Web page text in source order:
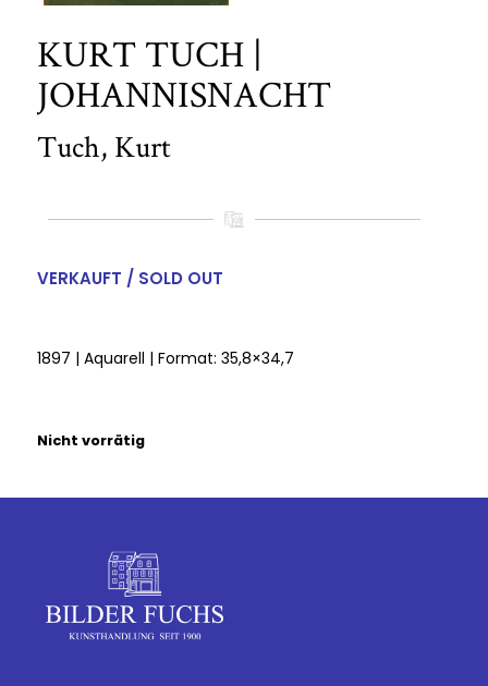
KURT TUCH |
JOHANNISNACHT
Tuch, Kurt
VERKAUFT / SOLD OUT
1897 | Aquarell | Format: 35,8×34,7
Nicht vorrätig